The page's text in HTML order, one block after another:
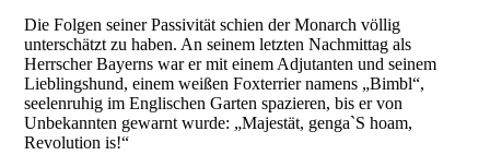
Die Folgen seiner Passivität schien der Monarch völlig
unterschätzt zu haben. An seinem letzten Nachmittag als
Herrscher Bayerns war er mit einem Adjutanten und seinem
Lieblingshund, einem weißen Foxterrier namens „Bimbl“,
seelenruhig im Englischen Garten spazieren, bis er von
Unbekannten gewarnt wurde: „Majestät, genga`S hoam,
Revolution is!“